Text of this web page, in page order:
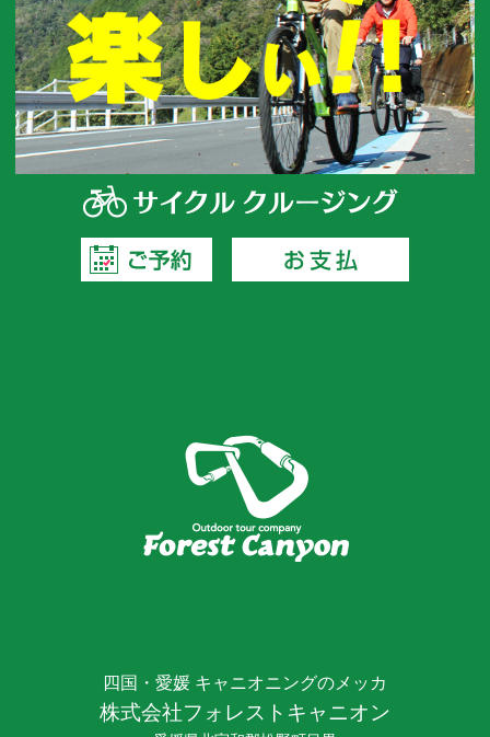
四国・愛媛 キャニオニングのメッカ
株式会社フォレストキャニオン